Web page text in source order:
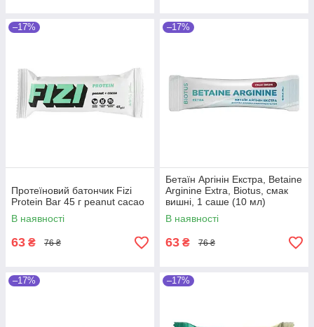
–17%
Протеїновий батончик Fizi
Protein Bar 45 г peanut cacao
В наявності
63 ₴ 76 ₴
–17%
Бетаїн Аргінін Екстра, Betaine
Arginine Extra, Biotus, смак
вишні, 1 саше (10 мл)
В наявності
63 ₴ 76 ₴
–17% –17%